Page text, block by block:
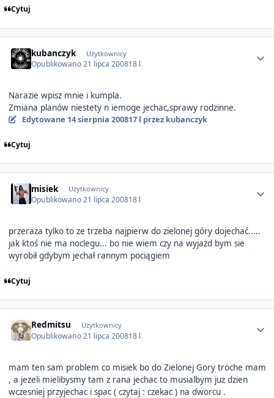
Cytuj
kubanczyk Użytkownicy
Opublikowano21 lipca 200818 l
Narazie wpisz mnie i kumpla.
Zmiana planów niestety n iemoge jechac,sprawy rodzinne.
Edytowane 14 sierpnia 200817 l przez kubanczyk
Cytuj
misiek Użytkownicy
Opublikowano21 lipca 200818 l
przeraża tylko to ze trzeba najpierw do zielonej góry dojechać.....
jak ktoś nie ma noclegu... bo nie wiem czy na wyjazd bym sie
wyrobił gdybym jechał rannym pociągiem
Cytuj
Redmitsu Użytkownicy
Opublikowano21 lipca 200818 l
mam ten sam problem co misiek bo do Zielonej Gory troche mam
, a jezeli mielibysmy tam z rana jechac to musialbym juz dzien
wczesniej przyjechac i spac ( czytaj : czekac ) na dworcu .